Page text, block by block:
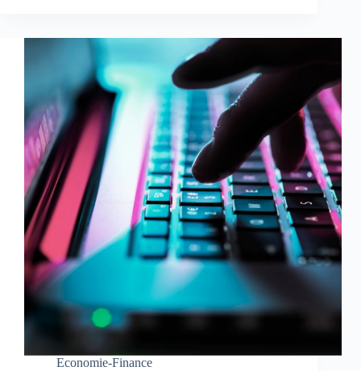
Economie-Finance